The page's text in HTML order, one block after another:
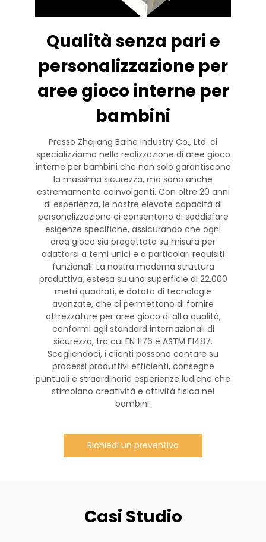
Qualità senza pari e
personalizzazione per
aree gioco interne per
bambini
Presso Zhejiang Baihe Industry Co., Ltd. ci
specializziamo nella realizzazione di aree gioco
interne per bambini che non solo garantiscono
la massima sicurezza, ma sono anche
estremamente coinvolgenti. Con oltre 20 anni
di esperienza, le nostre elevate capacità di
personalizzazione ci consentono di soddisfare
esigenze specifiche, assicurando che ogni
area gioco sia progettata su misura per
adattarsi a temi unici e a particolari requisiti
funzionali. La nostra moderna struttura
produttiva, estesa su una superficie di 22.000
metri quadrati, è dotata di tecnologie
avanzate, che ci permettono di fornire
attrezzature per aree gioco di alta qualità,
conformi agli standard internazionali di
sicurezza, tra cui EN 1176 e ASTM F1487.
Scegliendoci, i clienti possono contare su
processi produttivi efficienti, consegne
puntuali e straordinarie esperienze ludiche che
stimolano creatività e attività fisica nei
bambini.
Richiedi un preventivo
Casi Studio